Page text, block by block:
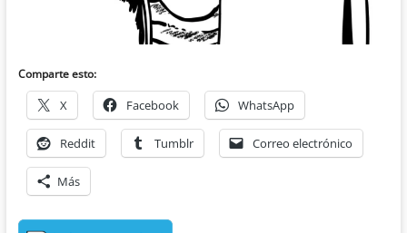
Comparte esto:
X Facebook WhatsApp
Reddit Tumblr Correo electrónico
Más